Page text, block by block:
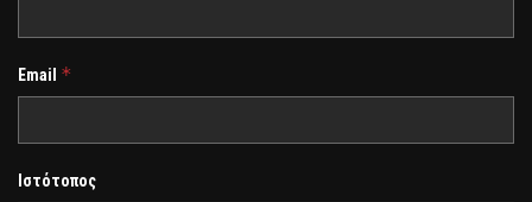
Email *
Ιστότοπος